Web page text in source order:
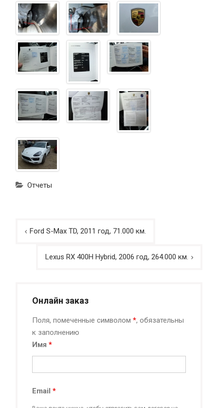
Отчеты
Навигация
записям
Ford S-Max TD, 2011 год, 71.000 км.
Lexus RX 400H Hybrid, 2006 год, 264.000 км.
Онлайн заказ
Поля, помеченные символом *, обязательны
к заполнению
Имя *
Email *